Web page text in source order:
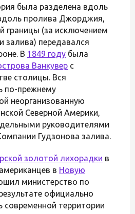
была разделена вдоль
пролива Джорджия,
границы (за исключением
залива) передавался
В 1849 году была
Ванкувер с
столицы. Вся
по-прежнему
неорганизованную
Северной Америки,
руководителями
Гудзонова залива.
золотой лихорадки в
в Новую
министерство по
официально
современной территории